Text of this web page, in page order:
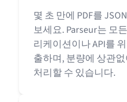
몇 초 만에 PDF를
보세요. Parseur는 모
리케이션이나 API를
출하며, 분량에 상관
처리할 수 있습니다.